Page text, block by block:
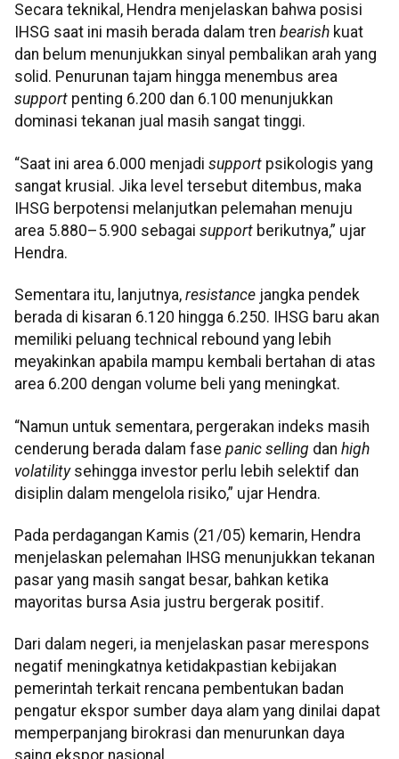
Secara teknikal, Hendra menjelaskan bahwa posisi
IHSG saat ini masih berada dalam tren bearish kuat
dan belum menunjukkan sinyal pembalikan arah yang
solid. Penurunan tajam hingga menembus area
support penting 6.200 dan 6.100 menunjukkan
dominasi tekanan jual masih sangat tinggi.
“Saat ini area 6.000 menjadi support psikologis yang
sangat krusial. Jika level tersebut ditembus, maka
IHSG berpotensi melanjutkan pelemahan menuju
area 5.880–5.900 sebagai support berikutnya,” ujar
Hendra.
Sementara itu, lanjutnya, resistance jangka pendek
berada di kisaran 6.120 hingga 6.250. IHSG baru akan
memiliki peluang technical rebound yang lebih
meyakinkan apabila mampu kembali bertahan di atas
area 6.200 dengan volume beli yang meningkat.
“Namun untuk sementara, pergerakan indeks masih
cenderung berada dalam fase panic selling dan high
volatility sehingga investor perlu lebih selektif dan
disiplin dalam mengelola risiko,” ujar Hendra.
Pada perdagangan Kamis (21/05) kemarin, Hendra
menjelaskan pelemahan IHSG menunjukkan tekanan
pasar yang masih sangat besar, bahkan ketika
mayoritas bursa Asia justru bergerak positif.
Dari dalam negeri, ia menjelaskan pasar merespons
negatif meningkatnya ketidakpastian kebijakan
pemerintah terkait rencana pembentukan badan
pengatur ekspor sumber daya alam yang dinilai dapat
memperpanjang birokrasi dan menurunkan daya